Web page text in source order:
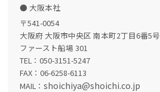
大阪本社
〒541-0054
大阪府 大阪市中央区 南本町2丁目6番5号
ファースト船場 301
TEL：050-3151-5247
FAX：06-6258-6113
MAIL：shoichiya@shoichi.co.jp